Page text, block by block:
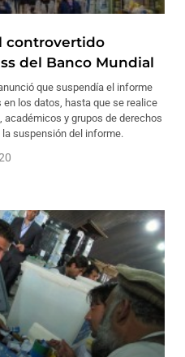
controvertido
del Banco Mundial
que suspendía el informe
los datos, hasta que se realice
académicos y grupos de derechos
suspensión del informe.